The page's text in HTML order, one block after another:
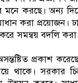
করছে। অন্য
করা
সমন্বয় বদলি
প্রকাশ
থাকে। সরকার